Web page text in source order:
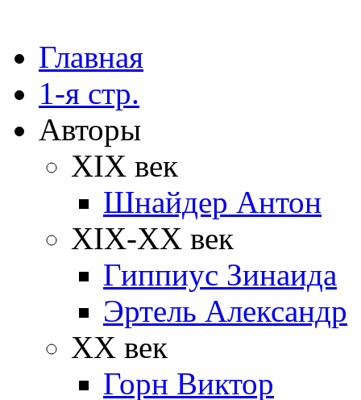
Главная
1-я стр.
Авторы
XIX век
Шнайдер Антон
XIX-XX век
Гиппиус Зинаида
Эртель Александр
XX век
Горн Виктор